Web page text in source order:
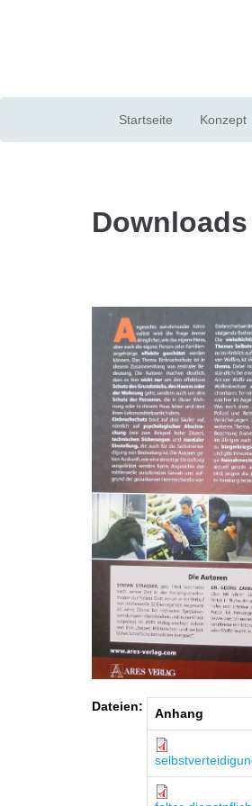
Startseite Konzept
Downloads
buch-sv-
Dateien: Anhang